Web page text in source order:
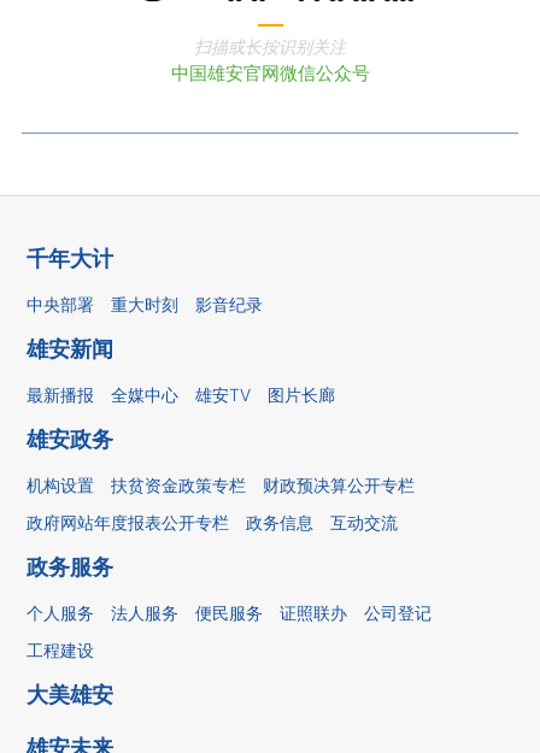
扫描或长按识别关注
中国雄安官网微信公众号
千年大计
中央部署 重大时刻 影音纪录
雄安新闻
最新播报 全媒中心 雄安TV 图片长廊
雄安政务
机构设置 扶贫资金政策专栏
财政预决算公开专栏
政府网站年度报表公开专栏
政务信息 互动交流
政务服务
个人服务 法人服务 便民服务 证照联办
公司登记
工程建设
大美雄安
雄安未来